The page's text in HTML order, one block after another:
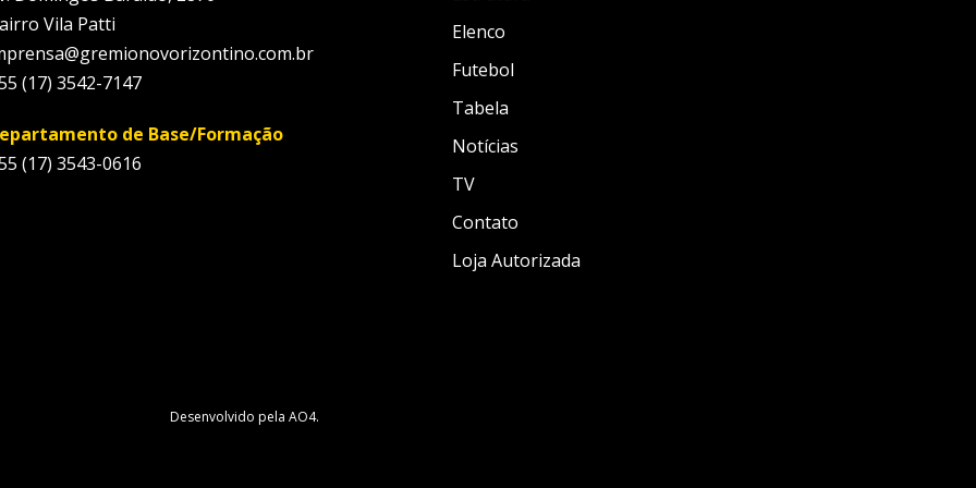
Vila Patti
(17) 3542-7147
de Base/Formação
(17) 3543-0616
Elenco
Futebol
Tabela
Notícias
TV
Contato
Loja Autorizada
Desenvolvido pela AO4.